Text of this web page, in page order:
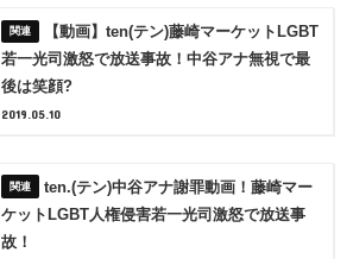
【動画】ten(テン)藤崎マーケットLGBT
若一光司激怒で放送事故！中谷アナ無視で最
後は笑顔?
2019.05.10
ten.(テン)中谷アナ謝罪動画！藤崎マー
ケットLGBT人権侵害若一光司激怒で放送事
故！